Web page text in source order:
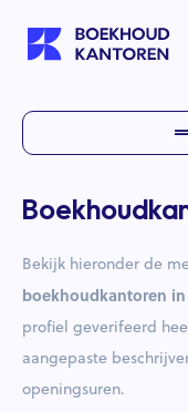
Bekijk hieronder de
boekhoudkantoren
profiel geverifeerd
aangepaste
openingsuren.